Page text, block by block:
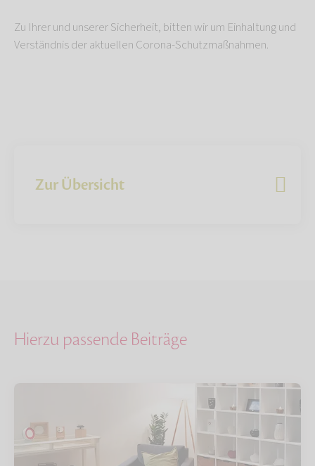
Zu Ihrer und unserer Sicherheit, bitten wir um Einhaltung und
Verständnis der aktuellen Corona-Schutzmaßnahmen.
Zur Übersicht
Hierzu passende Beiträge